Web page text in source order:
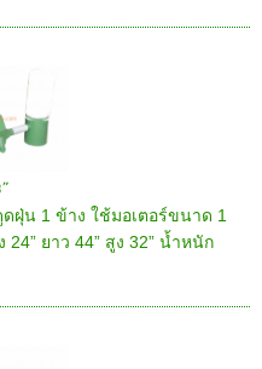
ฝุ่น 1 ข้าง ใช้มอเตอร์ขนาด 1
24” ยาว 44” สูง 32” น้ำหนัก